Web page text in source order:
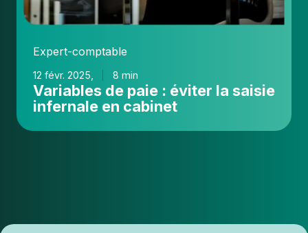
Expert-comptable
12 févr. 2025, 8 min
Variables de paie : éviter la saisie
infernale en cabinet